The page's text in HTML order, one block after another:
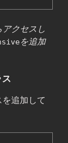
クセスし
を追加
追加して